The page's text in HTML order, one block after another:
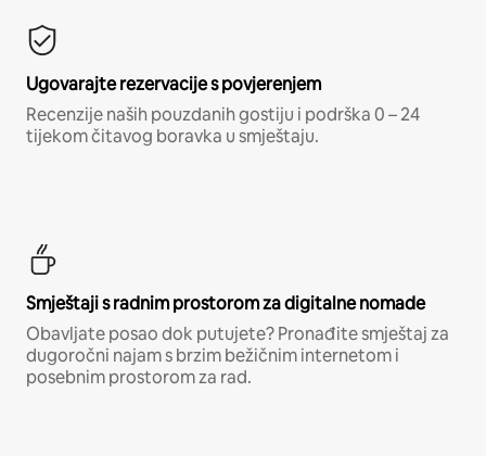
Ugovarajte rezervacije s povjerenjem
Recenzije naših pouzdanih gostiju i podrška 0 – 24
tijekom čitavog boravka u smještaju.
Smještaji s radnim prostorom za digitalne nomade
Obavljate posao dok putujete? Pronađite smještaj za
dugoročni najam s brzim bežičnim internetom i
posebnim prostorom za rad.